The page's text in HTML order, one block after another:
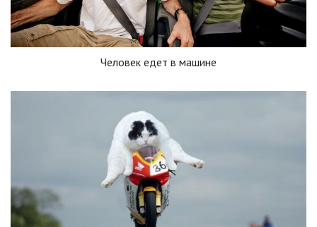
Человек едет в машине